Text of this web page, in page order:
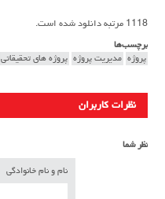
1118 مرتبه دانلود شده است.
برچسب‌ها
پروژه مديريت پروژه پروژه های تحقیقاتی
نظرات کاربران
نظر شما
نام و نام خانوادگی